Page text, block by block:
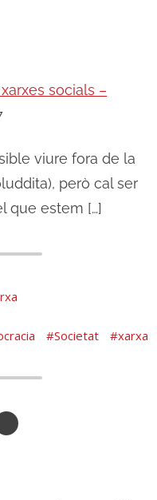
socials –
viure fora de la
però cal ser
que estem […]
Societat xarxa